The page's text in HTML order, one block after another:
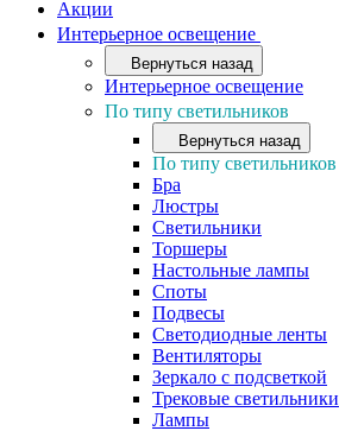
Акции
Интерьерное освещение
Вернуться назад
Интерьерное освещение
По типу светильников
Вернуться назад
По типу светильников
Бра
Люстры
Светильники
Торшеры
Настольные лампы
Споты
Подвесы
Светодиодные ленты
Вентиляторы
Зеркало с подсветкой
Трековые светильники
Лампы